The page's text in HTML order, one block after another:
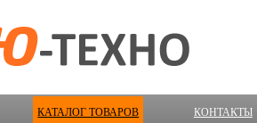
КАТАЛОГ ТОВАРОВ КОНТАКТЫ